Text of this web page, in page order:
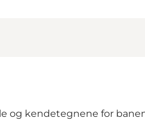
og kendetegnene for